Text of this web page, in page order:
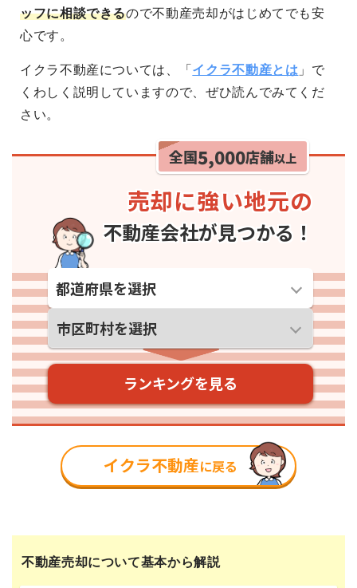
ッフに相談できるので不動産売却がはじめてでも安
心です。
イクラ不動産については、「 イクラ不動産とは 」で
くわしく説明していますので、ぜひ読んでみてくだ
さい。
不動産売却について基本から解説